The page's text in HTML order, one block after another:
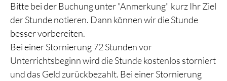
Bitte bei der Buchung unter "Anmerkung" kurz Ihr Ziel
der Stunde notieren. Dann können wir die Stunde
besser vorbereiten.
Bei einer Stornierung 72 Stunden vor
Unterrichtsbeginn wird die Stunde kostenlos storniert
und das Geld zurückbezahlt. Bei einer Stornierung